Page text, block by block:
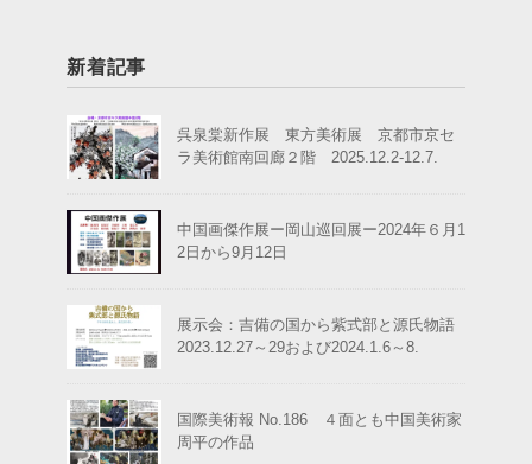
新着記事
呉泉棠新作展 東方美術展 京都市京セ
ラ美術館南回廊２階 2025.12.2-12.7.
中国画傑作展ー岡山巡回展ー2024年６月1
2日から9月12日
展示会：吉備の国から紫式部と源氏物語
2023.12.27～29および2024.1.6～8.
国際美術報 No.186 ４面とも中国美術家
周平の作品